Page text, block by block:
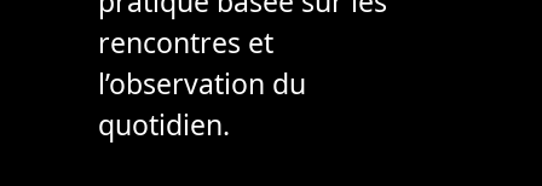
rencontres et
l’observation du
quotidien.